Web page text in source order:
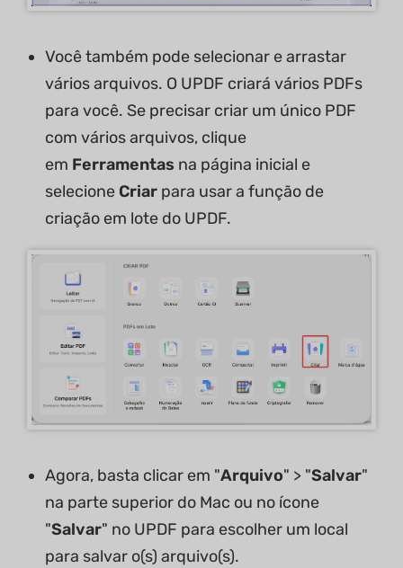
Você também pode selecionar e arrastar
vários arquivos. O UPDF criará vários PDFs
para você. Se precisar criar um único PDF
com vários arquivos, clique
em Ferramentas na página inicial e
selecione Criar para usar a função de
criação em lote do UPDF.
Agora, basta clicar em "Arquivo" > "Salvar"
na parte superior do Mac ou no ícone
"Salvar" no UPDF para escolher um local
para salvar o(s) arquivo(s).